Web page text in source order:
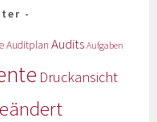
Auditplan Audits Aufgaben
Druckansicht